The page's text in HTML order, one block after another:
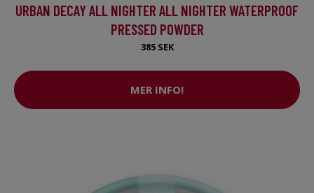
URBAN DECAY ALL NIGHTER ALL NIGHTER WATERPROOF
PRESSED POWDER
385 SEK
MER INFO!